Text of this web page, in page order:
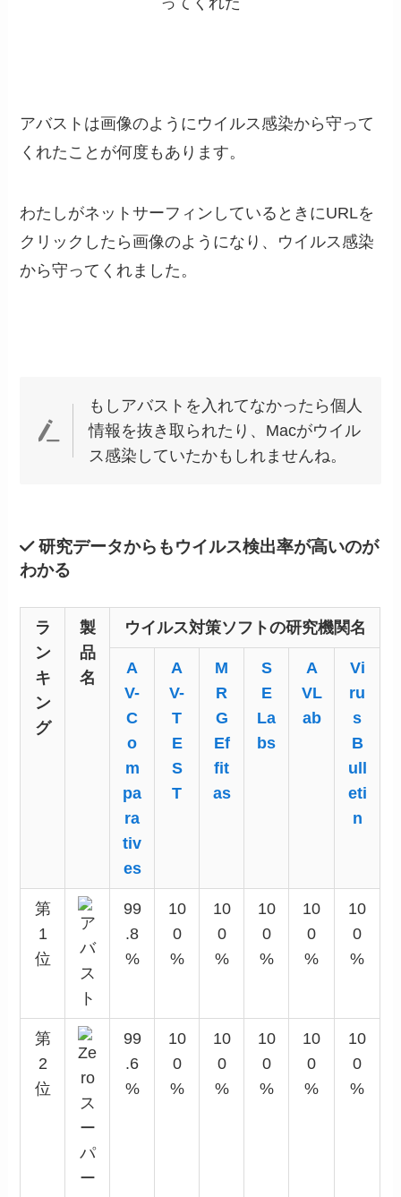
アバストは画像のようにウイルス感染から守って
くれたことが何度もあります。
わたしがネットサーフィンしているときにURLを
クリックしたら画像のようになり、ウイルス感染
から守ってくれました。
もしアバストを入れてなかったら個人
情報を抜き取られたり、Macがウイル
ス感染していたかもしれませんね。
研究データからもウイルス検出率が高いのが
わかる
ラ
ン
キ
ン
グ
製
品
名
ウイルス対策ソフトの研究機関名
A
V-
C
o
m
pa
ra
tiv
es
A
V-
T
E
S
T
M
R
G
Ef
fit
as
S
E
La
bs
A
VL
ab
Vi
ru
s
B
ull
eti
n
第
1
位
99
.8
%
10
0
%
10
0
%
10
0
%
10
0
%
10
0
%
第
2
位
99
.6
%
10
0
%
10
0
%
10
0
%
10
0
%
10
0
%